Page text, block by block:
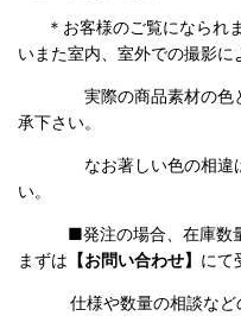
＊お客様のご覧になられ
いまた室内、室外での撮影に
実際の商品素材の色と
承下さい。
なお著しい色の相違は
い。
■発注の場合、在庫数量
まずは 【お問い合わせ】 に
仕様や数量の相談など